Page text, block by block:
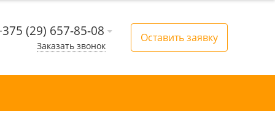
(29) 657-85-08
Заказать звонок
Оставить заявку